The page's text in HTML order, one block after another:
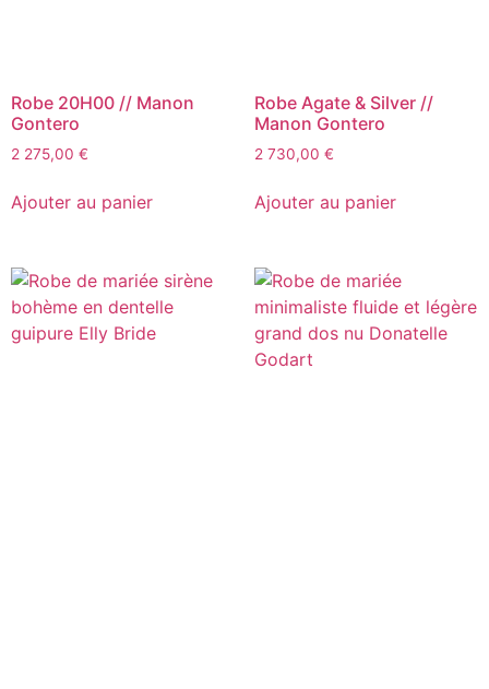
Robe 20H00 // Manon
Gontero
2 275,00 €
Ajouter au panier
Robe Agate & Silver //
Manon Gontero
2 730,00 €
Ajouter au panier